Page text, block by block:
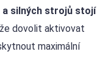
a silných strojů stojí
dovolit aktivovat
maximální